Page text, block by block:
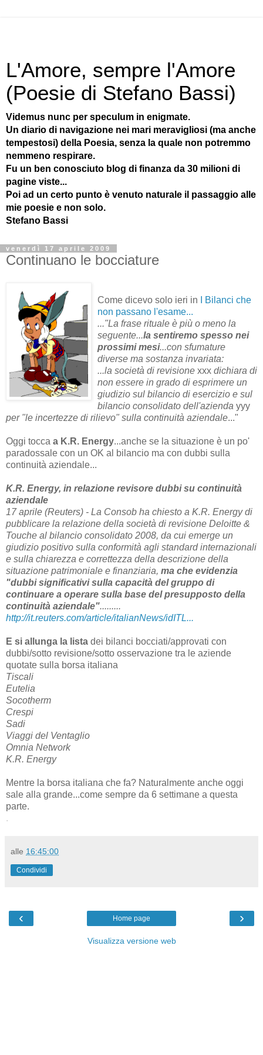
L'Amore, sempre l'Amore
(Poesie di Stefano Bassi)
Videmus nunc per speculum in enigmate.
Un diario di navigazione nei mari meravigliosi (ma anche
tempestosi) della Poesia, senza la quale non potremmo
nemmeno respirare.
Fu un ben conosciuto blog di finanza da 30 milioni di
pagine viste...
Poi ad un certo punto è venuto naturale il passaggio alle
mie poesie e non solo.
Stefano Bassi
venerdì 17 aprile 2009
Continuano le bocciature
Come dicevo solo ieri in
I Bilanci che
non passano l'esame...
..."La frase rituale è più o meno la
seguente...la sentiremo spesso nei
prossimi mesi...con sfumature
diverse ma sostanza invariata:
...la società di revisione xxx dichiara di
non essere in grado di esprimere un
giudizio sul bilancio di esercizio e sul
bilancio consolidato dell'azienda yyy
per "le incertezze di rilievo" sulla continuità aziendale..."
Oggi tocca a K.R. Energy...anche se la situazione è un po'
paradossale con un OK al bilancio ma con dubbi sulla
continuità aziendale...
K.R. Energy, in relazione revisore dubbi su continuità
aziendale
17 aprile (Reuters) - La Consob ha chiesto a K.R. Energy di
pubblicare la relazione della società di revisione Deloitte &
Touche al bilancio consolidato 2008, da cui emerge un
giudizio positivo sulla conformità agli standard internazionali
e sulla chiarezza e correttezza della descrizione della
situazione patrimoniale e finanziaria, ma che evidenzia
"dubbi significativi sulla capacità del gruppo di
continuare a operare sulla base del presupposto della
continuità aziendale".........
http://it.reuters.com/article/italianNews/idITL...
E si allunga la lista dei bilanci bocciati/approvati con
dubbi/sotto revisione/sotto osservazione tra le aziende
quotate sulla borsa italiana
Tiscali
Eutelia
Socotherm
Crespi
Sadi
Viaggi del Ventaglio
Omnia Network
K.R. Energy
Mentre la borsa italiana che fa? Naturalmente anche oggi
sale alla grande...come sempre da 6 settimane a questa
parte.
.
alle 16:45:00
Condividi
‹ ›
Home page
Visualizza versione web